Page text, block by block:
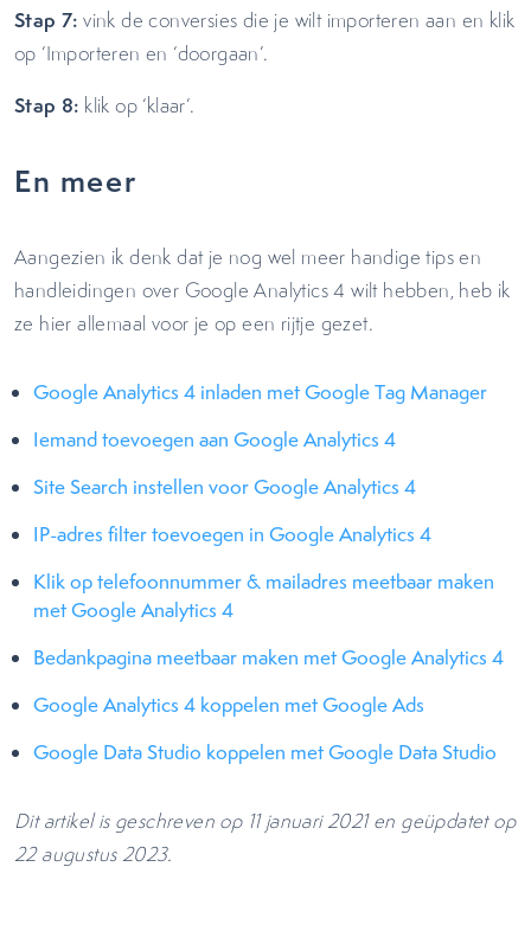
Stap 7: vink de conversies die je wilt importeren aan en klik
op ‘Importeren en ‘doorgaan’.
Stap 8: klik op ‘klaar’.
En meer
Aangezien ik denk dat je nog wel meer handige tips en
handleidingen over Google Analytics 4 wilt hebben, heb ik
ze hier allemaal voor je op een rijtje gezet.
Google Analytics 4 inladen met Google Tag Manager
Iemand toevoegen aan Google Analytics 4
Site Search instellen voor Google Analytics 4
IP-adres filter toevoegen in Google Analytics 4
Klik op telefoonnummer & mailadres meetbaar maken
met Google Analytics 4
Bedankpagina meetbaar maken met Google Analytics 4
Google Analytics 4 koppelen met Google Ads
Google Data Studio koppelen met Google Data Studio
Dit artikel is geschreven op 11 januari 2021 en geüpdatet op
22 augustus 2023.